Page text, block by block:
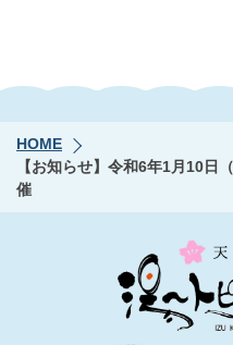
HOME
【お知らせ】令和6年1月10日
催